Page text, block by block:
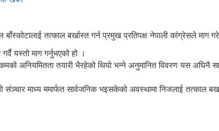
बाँस्कोटालाई तत्काल बर्खास्त गर्न प्रमुख प्रतिपक्ष नेपाली कांग्रेसले माग
यस्तो माग गर्नुभएको हो ।
अनियमितता तयारी भैरहेको थियो भन्ने अनुमानित विवरण यस
माध्य ममार्फत सार्वजनिक भइसकेको अवस्थामा निजलाई तत्काल